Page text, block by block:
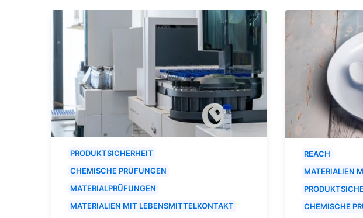
PRODUKTSICHERHEIT
CHEMISCHE PRÜFUNGEN
MATERIALPRÜFUNGEN
MATERIALIEN MIT LEBENSMITTELKONTAKT
REACH
MATERIALIEN
CHEMISCHE